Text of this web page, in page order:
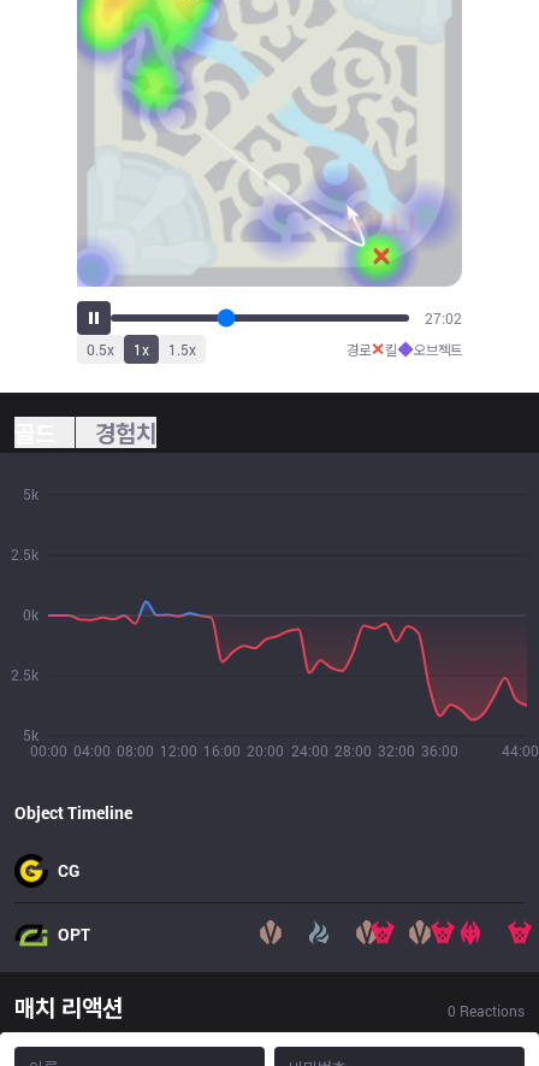
29:52
0.5x 1x 1.5x 경로✕킬◆오브젝트
경험치
00:00 04:00 08:00 12:00 16:00 20:00 24:00 28:00 32:00 36:00 44:00
5k
2.5k
0k
2.5k
5k
Object Timeline
CG
OPT
매치 리액션 0 Reactions